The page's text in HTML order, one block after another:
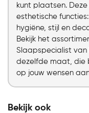
kunt plaatsen.
esthetische
hygiëne, stijl en
Bekijk het
Slaapspecialist van
dezelfde maat, die
op jouw wensen
Bekijk ook